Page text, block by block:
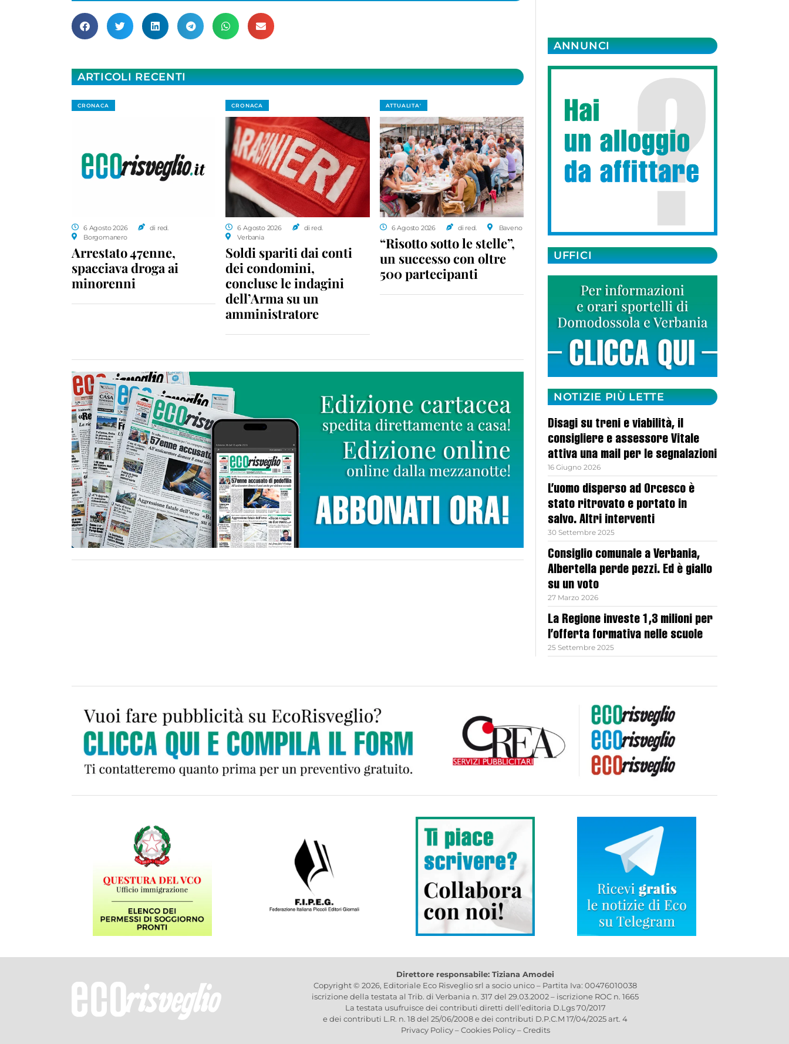
ARTICOLI RECENTI
CRONACA
6 Agosto 2026
di red.
Borgomanero
Arrestato 47enne,
spacciava droga ai
minorenni
CRONACA
6 Agosto 2026
di red.
Verbania
Soldi spariti dai conti
dei condomini,
concluse le indagini
dell’Arma su un
amministratore
ATTUALITA'
6 Agosto 2026 di red. Baveno
“Risotto sotto le stelle”,
un successo con oltre
500 partecipanti
ANNUNCI
UFFICI
NOTIZIE PIÙ LETTE
Disagi su treni e viabilità, il
consigliere e assessore Vitale
attiva una mail per le segnalazioni
16 Giugno 2026
L’uomo disperso ad Orcesco è
stato ritrovato e portato in
salvo. Altri interventi
30 Settembre 2025
Consiglio comunale a Verbania,
Albertella perde pezzi. Ed è giallo
su un voto
27 Marzo 2026
La Regione investe 1,3 milioni per
l’offerta formativa nelle scuole
25 Settembre 2025
Direttore responsabile: Tiziana Amodei
Copyright © 2026, Editoriale Eco Risveglio srl a socio unico – Partita Iva: 00476010038
iscrizione della testata al Trib. di Verbania n. 317 del 29.03.2002 – iscrizione ROC n. 1665
La testata usufruisce dei contributi diretti dell’editoria D.Lgs 70/2017
e dei contributi L.R. n. 18 del 25/06/2008 e dei contributi D.P.C.M 17/04/2025 art. 4
Privacy Policy–Cookies Policy–Credits